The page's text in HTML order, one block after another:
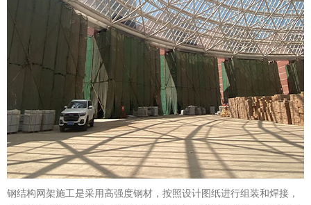
钢结构网架施工是采用高强度钢材，按照设计图纸进行组装和焊接，